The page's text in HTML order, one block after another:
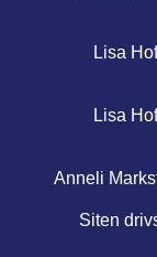
Lisa
Lisa
Anneli
Siten